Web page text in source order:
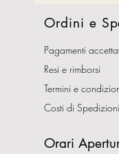
Ordini e
Pagamenti
Resi e rimborsi
Termini e
Costi di Spedizioni
Orari